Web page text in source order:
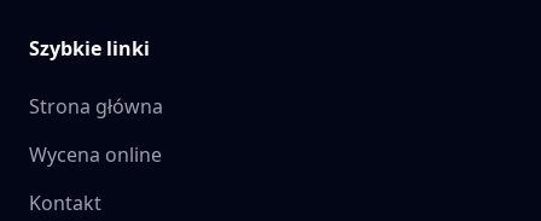
Szybkie linki
Strona główna
Wycena online
Kontakt